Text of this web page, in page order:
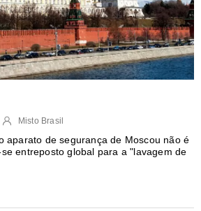
Misto Brasil
aparato de segurança de Moscou não é
entreposto global para a "lavagem de